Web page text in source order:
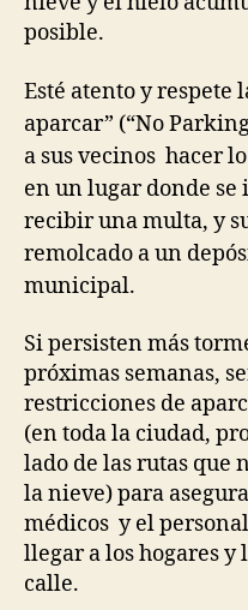
posible.
Esté atento y respete
aparcar” (“No
a sus vecinos hacer
en un lugar donde se
recibir una multa, y
remolcado a un
municipal.
Si persisten más
próximas semanas,
restricciones de
(en toda la ciudad,
lado de las rutas que
la nieve) para
médicos y el
llegar a los hogares y
calle.